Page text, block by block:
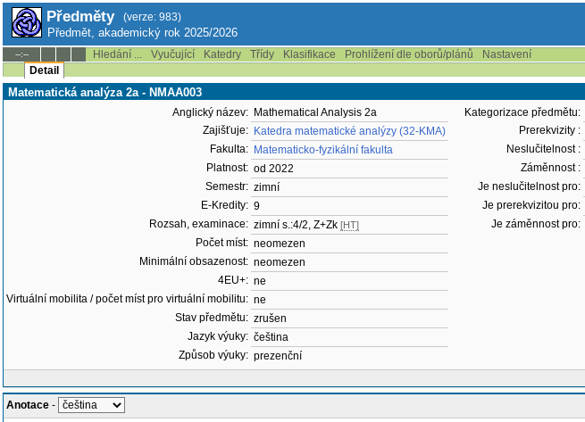
Předměty (verze: 983)
Předmět, akademický rok 2025/2026
--:-- Hledání ... Vyučující Katedry Třídy Klasifikace Prohlížení dle oborů/plánů
Nastavení
Detail
Matematická analýza 2a - NMAA003
Anglický název: Mathematical Analysis 2a
Zajišťuje: Katedra matematické analýzy (32-KMA)
Fakulta: Matematicko-fyzikální fakulta
Platnost: od 2022
Semestr: zimní
E-Kredity: 9
Rozsah, examinace: zimní s.:4/2, Z+Zk [HT]
Počet míst: neomezen
Minimální obsazenost: neomezen
4EU+: ne
Virtuální mobilita / počet míst pro virtuální mobilitu: ne
Stav předmětu: zrušen
Jazyk výuky: čeština
Způsob výuky: prezenční
Kategorizace předmětu:
Prerekvizity :
Neslučitelnost :
Záměnnost :
Je neslučitelnost pro:
Je prerekvizitou pro:
Je záměnnost pro:
Anotace -